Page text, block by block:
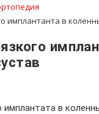
имплантанта в
имплантата в